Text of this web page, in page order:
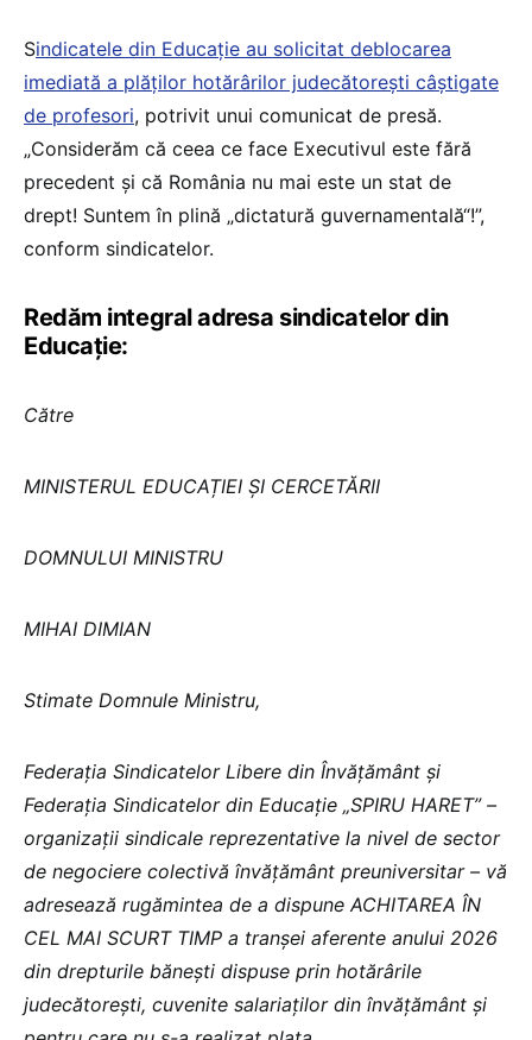
Sindicatele din Educație au solicitat deblocarea
imediată a plăților hotărârilor judecătorești câștigate
de profesori, potrivit unui comunicat de presă.
„Considerăm că ceea ce face Executivul este fără
precedent și că România nu mai este un stat de
drept! Suntem în plină „dictatură guvernamentală“!”,
conform sindicatelor.
Redăm integral adresa sindicatelor din
Educație:
Către
MINISTERUL EDUCAȚIEI ȘI CERCETĂRII
DOMNULUI MINISTRU
MIHAI DIMIAN
Stimate Domnule Ministru,
Federația Sindicatelor Libere din Învățământ și
Federația Sindicatelor din Educație „SPIRU HARET” –
organizații sindicale reprezentative la nivel de sector
de negociere colectivă învățământ preuniversitar – vă
adresează rugămintea de a dispune ACHITAREA ÎN
CEL MAI SCURT TIMP a tranșei aferente anului 2026
din drepturile bănești dispuse prin hotărârile
judecătorești, cuvenite salariaților din învățământ și